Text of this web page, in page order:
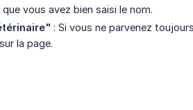
vous avez bien saisi le nom.
: Si vous ne parvenez
la page.